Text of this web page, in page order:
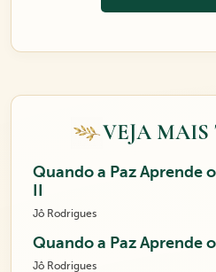
VEJA MAIS
Quando a Paz Aprende
Jô Rodrigues
Quando a Paz Aprende
Jô Rodrigues